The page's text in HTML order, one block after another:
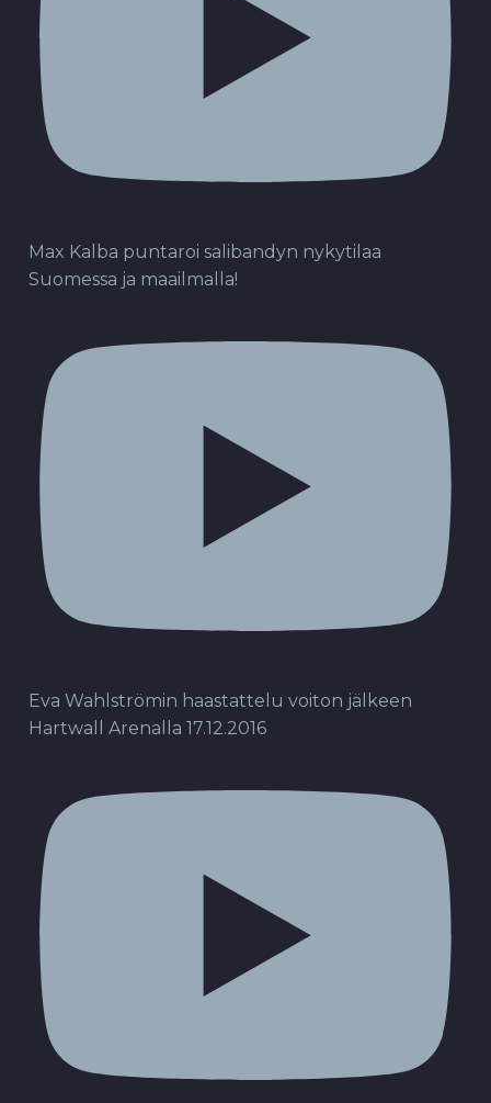
Max Kalba puntaroi salibandyn nykytilaa
Suomessa ja maailmalla!
Eva Wahlströmin haastattelu voiton jälkeen
Hartwall Arenalla 17.12.2016